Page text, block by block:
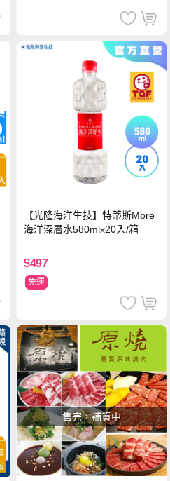
【光隆海洋生技】特蒂斯More
海洋深層水580mlx20入/箱
$497
免運
售完，補貨中